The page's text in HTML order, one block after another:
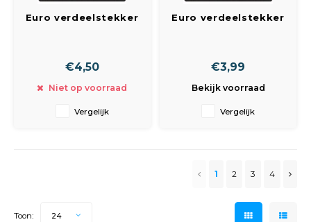
Euro verdeelstekker
€4,50
Niet op voorraad
Vergelijk
Euro verdeelstekker
€3,99
Bekijk voorraad
Vergelijk
1 2 3 4
Toon: 24